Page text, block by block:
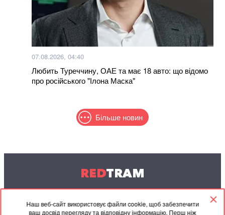
Наш веб-сайт використовує файли cookie, щоб забезпечити
ваш досвід перегляду та відповідну інформацію. Перш ніж
07.08.2026, 04:40
Любить Туреччину, ОАЕ та має 18 авто: що відомо
про російського "Ілона Маска"
Більше новин
REDTRAM
© 2004-2026 Redtram, Ltd.